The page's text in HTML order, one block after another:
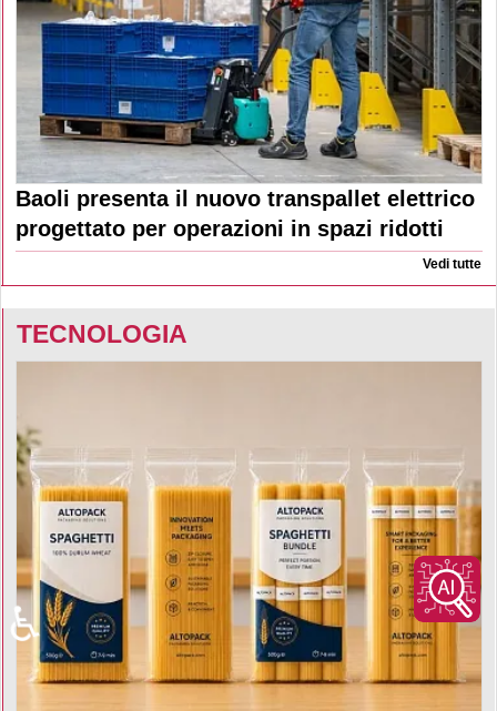
Baoli presenta il nuovo transpallet elettrico
progettato per operazioni in spazi ridotti
Vedi tutte
TECNOLOGIA